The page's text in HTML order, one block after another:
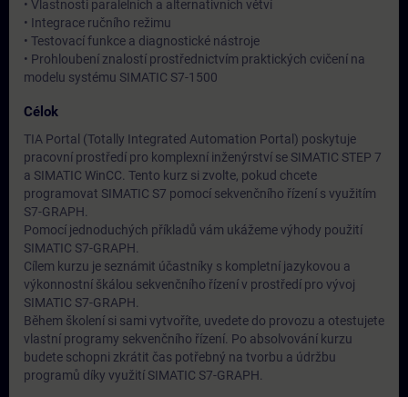
• Vlastnosti paralelních a alternativních větví
• Integrace ručního režimu
• Testovací funkce a diagnostické nástroje
• Prohloubení znalostí prostřednictvím praktických cvičení na
modelu systému SIMATIC S7-1500
Célok
TIA Portal (Totally Integrated Automation Portal) poskytuje
pracovní prostředí pro komplexní inženýrství se SIMATIC STEP 7
a SIMATIC WinCC. Tento kurz si zvolte, pokud chcete
programovat SIMATIC S7 pomocí sekvenčního řízení s využitím
S7-GRAPH.
Pomocí jednoduchých příkladů vám ukážeme výhody použití
SIMATIC S7-GRAPH.
Cílem kurzu je seznámit účastníky s kompletní jazykovou a
výkonnostní škálou sekvenčního řízení v prostředí pro vývoj
SIMATIC S7-GRAPH.
Během školení si sami vytvoříte, uvedete do provozu a otestujete
vlastní programy sekvenčního řízení. Po absolvování kurzu
budete schopni zkrátit čas potřebný na tvorbu a údržbu
programů díky využití SIMATIC S7-GRAPH.